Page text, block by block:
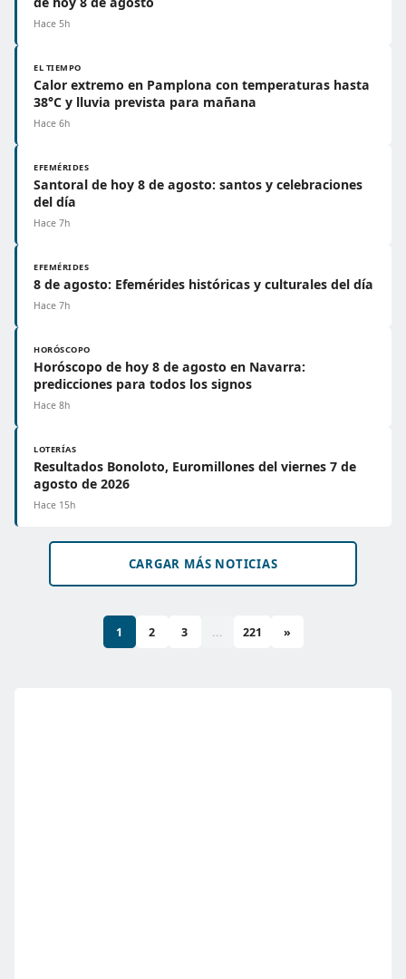
Hace 5h
EL TIEMPO
Calor extremo en Pamplona con temperaturas hasta
38°C y lluvia prevista para mañana
Hace 6h
EFEMÉRIDES
Santoral de hoy 8 de agosto: santos y celebraciones
del día
Hace 7h
EFEMÉRIDES
8 de agosto: Efemérides históricas y culturales del día
Hace 7h
HORÓSCOPO
Horóscopo de hoy 8 de agosto en Navarra:
predicciones para todos los signos
Hace 8h
LOTERÍAS
Resultados Bonoloto, Euromillones del viernes 7 de
agosto de 2026
Hace 15h
CARGAR MÁS NOTICIAS
1 2 3 ... 221 »